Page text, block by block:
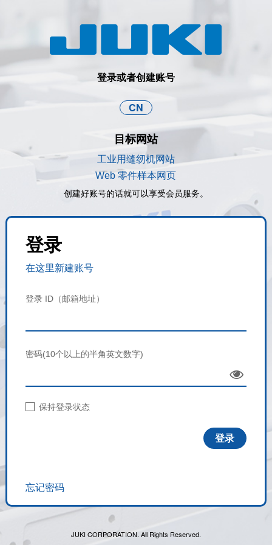
登录或者创建账号
CN
目标网站
工业用缝纫机网站
Web 零件样本网页
创建好账号的话就可以享受会员服务。
登录
在这里新建账号
登录 ID（邮箱地址）
密码(10个以上的半角英文数字)
Sho
w
保持登录状态
忘记密码
JUKI CORPORATION. All Rights Reserved.